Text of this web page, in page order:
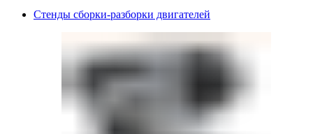
Стенды сборки-разборки двигателей